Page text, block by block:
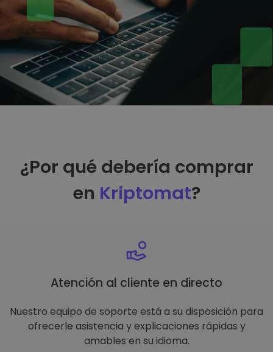
¿Por qué debería comprar
en Kriptomat?
Atención al cliente en directo
Nuestro equipo de soporte está a su disposición para
ofrecerle asistencia y explicaciones rápidas y
amables en su idioma.